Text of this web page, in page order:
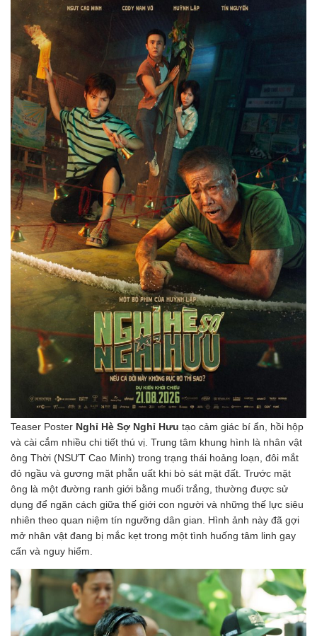
Teaser Poster Nghỉ Hè Sợ Nghỉ Hưu tạo cảm giác bí ẩn, hồi hộp
và cài cắm nhiều chi tiết thú vị. Trung tâm khung hình là nhân vật
ông Thời (NSƯT Cao Minh) trong trạng thái hoảng loạn, đôi mắt
đỏ ngầu và gương mặt phẫn uất khi bò sát mặt đất. Trước mặt
ông là một đường ranh giới bằng muối trắng, thường được sử
dụng để ngăn cách giữa thế giới con người và những thế lực siêu
nhiên theo quan niệm tín ngưỡng dân gian. Hình ảnh này đã gợi
mở nhân vật đang bị mắc kẹt trong một tình huống tâm linh gay
cấn và nguy hiểm.